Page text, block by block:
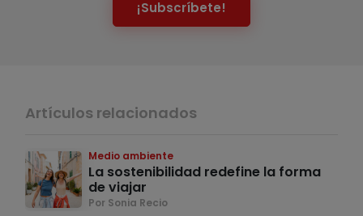
¡Subscríbete!
Artículos relacionados
Medio ambiente
La sostenibilidad redefine la forma
de viajar
Por Sonia Recio